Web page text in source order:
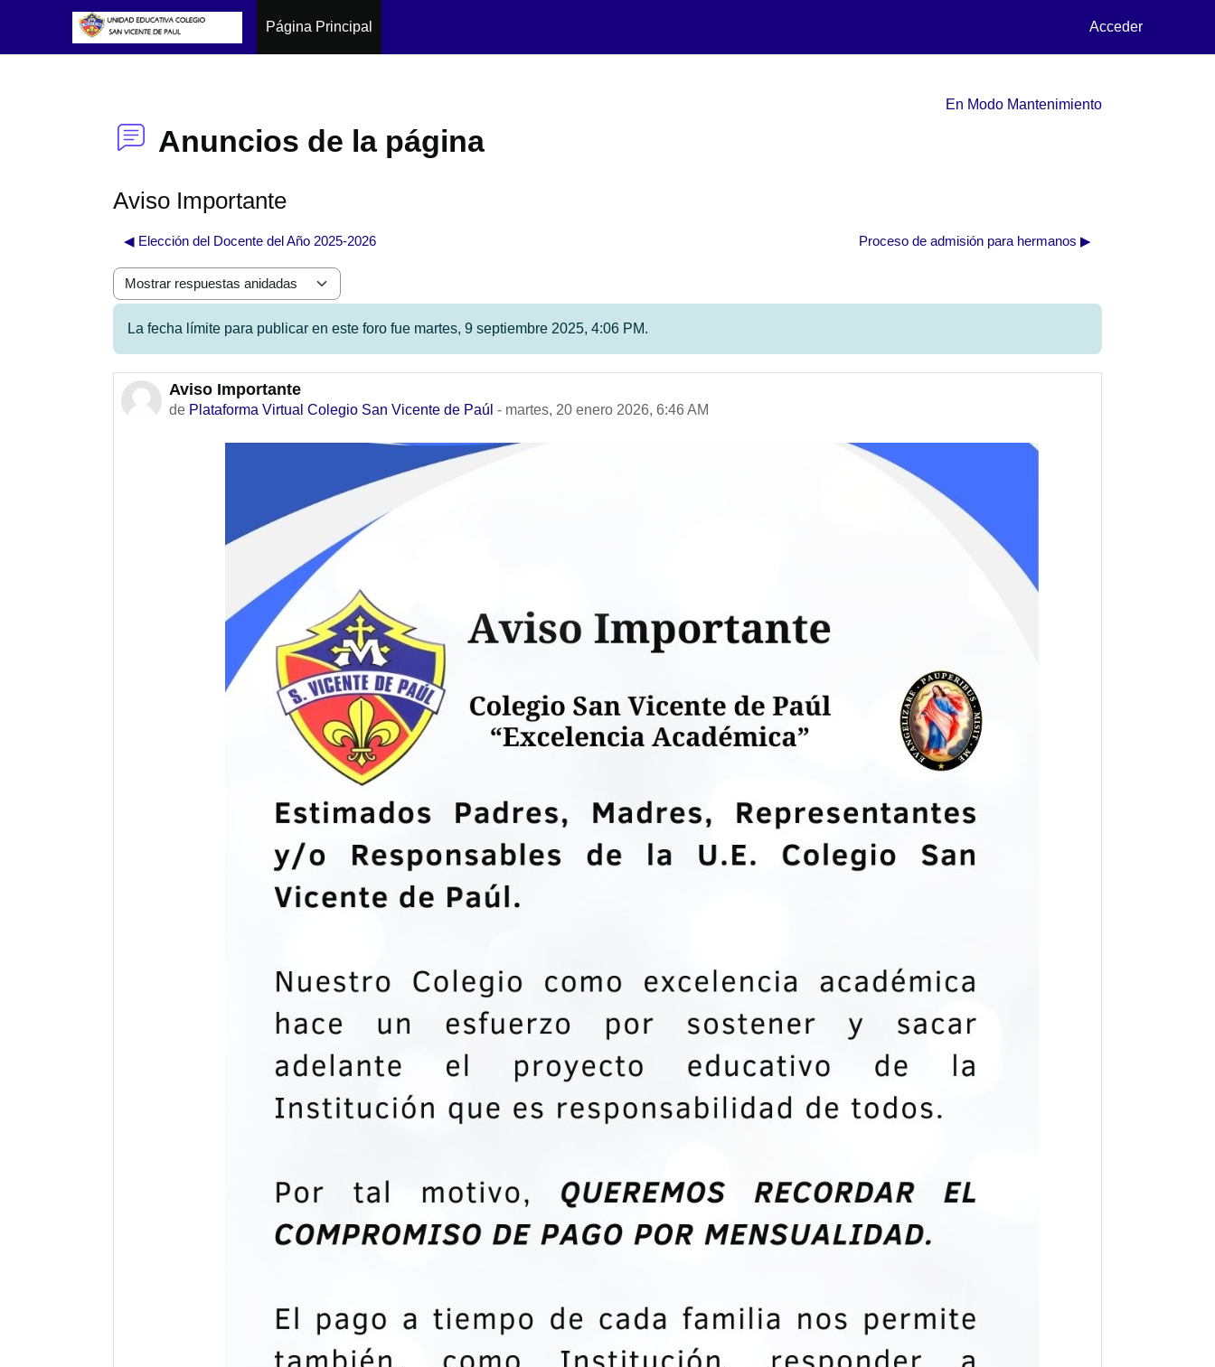
Página Principal Acceder
En Modo Mantenimiento
Anuncios de la página
Aviso Importante
◀︎ Elección del Docente del Año 2025-2026 Proceso de admisión para hermanos ▶︎
Mostrar modo
La fecha límite para publicar en este foro fue martes, 9 septiembre 2025, 4:06 PM.
Aviso Importante
de Plataforma Virtual Colegio San Vicente de Paúl - martes, 20 enero 2026, 6:46 AM
Número de respuestas: 0